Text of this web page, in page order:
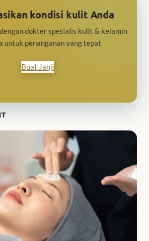
kondisi kulit Anda
dokter spesialis kulit & kelamin
untuk penanganan yang tepat
Buat Janji